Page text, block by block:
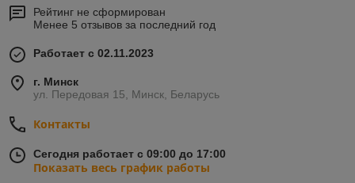
Рейтинг не сформирован
Менее 5 отзывов за последний год
Работает с 02.11.2023
г. Минск
ул. Передовая 15, Минск, Беларусь
Контакты
Сегодня работает с 09:00 до 17:00
Показать весь график работы